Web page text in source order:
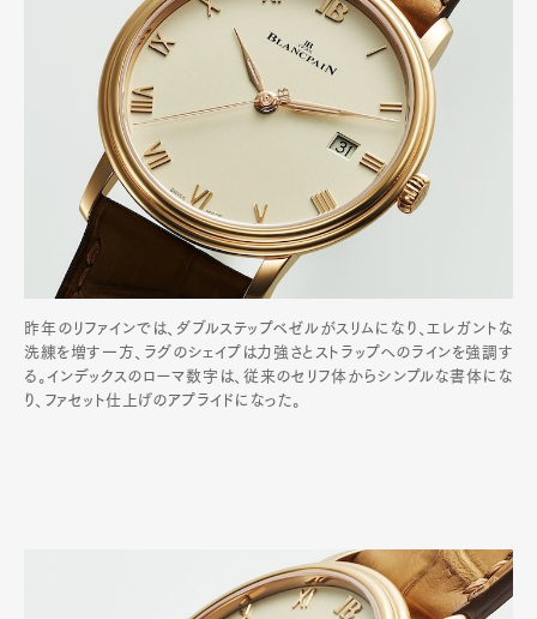
昨年のリファインでは、ダブルステップベゼルがスリムになり、エレガントな
洗練を増す一方、ラグのシェイプは力強さとストラップへのラインを強調す
る。インデックスのローマ数字は、従来のセリフ体からシンプルな書体にな
り、ファセット仕上げのアプライドになった。